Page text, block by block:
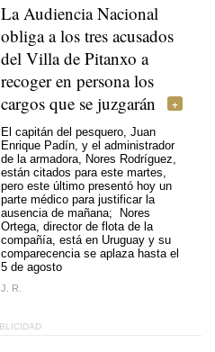
La Audiencia Nacional
obliga a los tres acusados
del Villa de Pitanxo a
recoger en persona los
cargos que se juzgarán
El capitán del pesquero, Juan
Enrique Padín, y el administrador
de la armadora, Nores Rodríguez,
están citados para este martes,
pero este último presentó hoy un
parte médico para justificar la
ausencia de mañana; Nores
Ortega, director de flota de la
compañía, está en Uruguay y su
comparecencia se aplaza hasta el
5 de agosto
J. R.